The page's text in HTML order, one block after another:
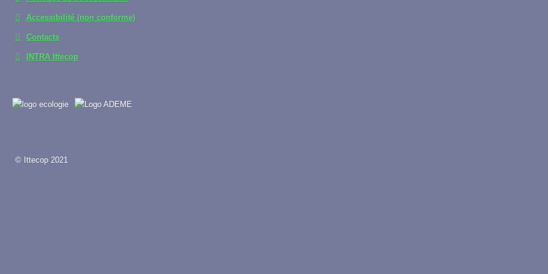
Accessibilité (non conforme)
Contacts
INTRA Ittecop
© Ittecop 2021